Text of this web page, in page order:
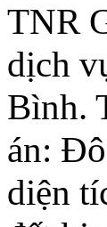
TNR
dịch
Bình.
án:
diện